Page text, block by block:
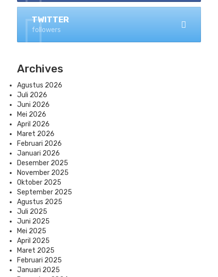
TWITTER
followers
Archives
Agustus 2026
Juli 2026
Juni 2026
Mei 2026
April 2026
Maret 2026
Februari 2026
Januari 2026
Desember 2025
November 2025
Oktober 2025
September 2025
Agustus 2025
Juli 2025
Juni 2025
Mei 2025
April 2025
Maret 2025
Februari 2025
Januari 2025